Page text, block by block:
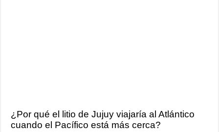
¿Por qué el litio de Jujuy viajaría al Atlántico
cuando el Pacífico está más cerca?